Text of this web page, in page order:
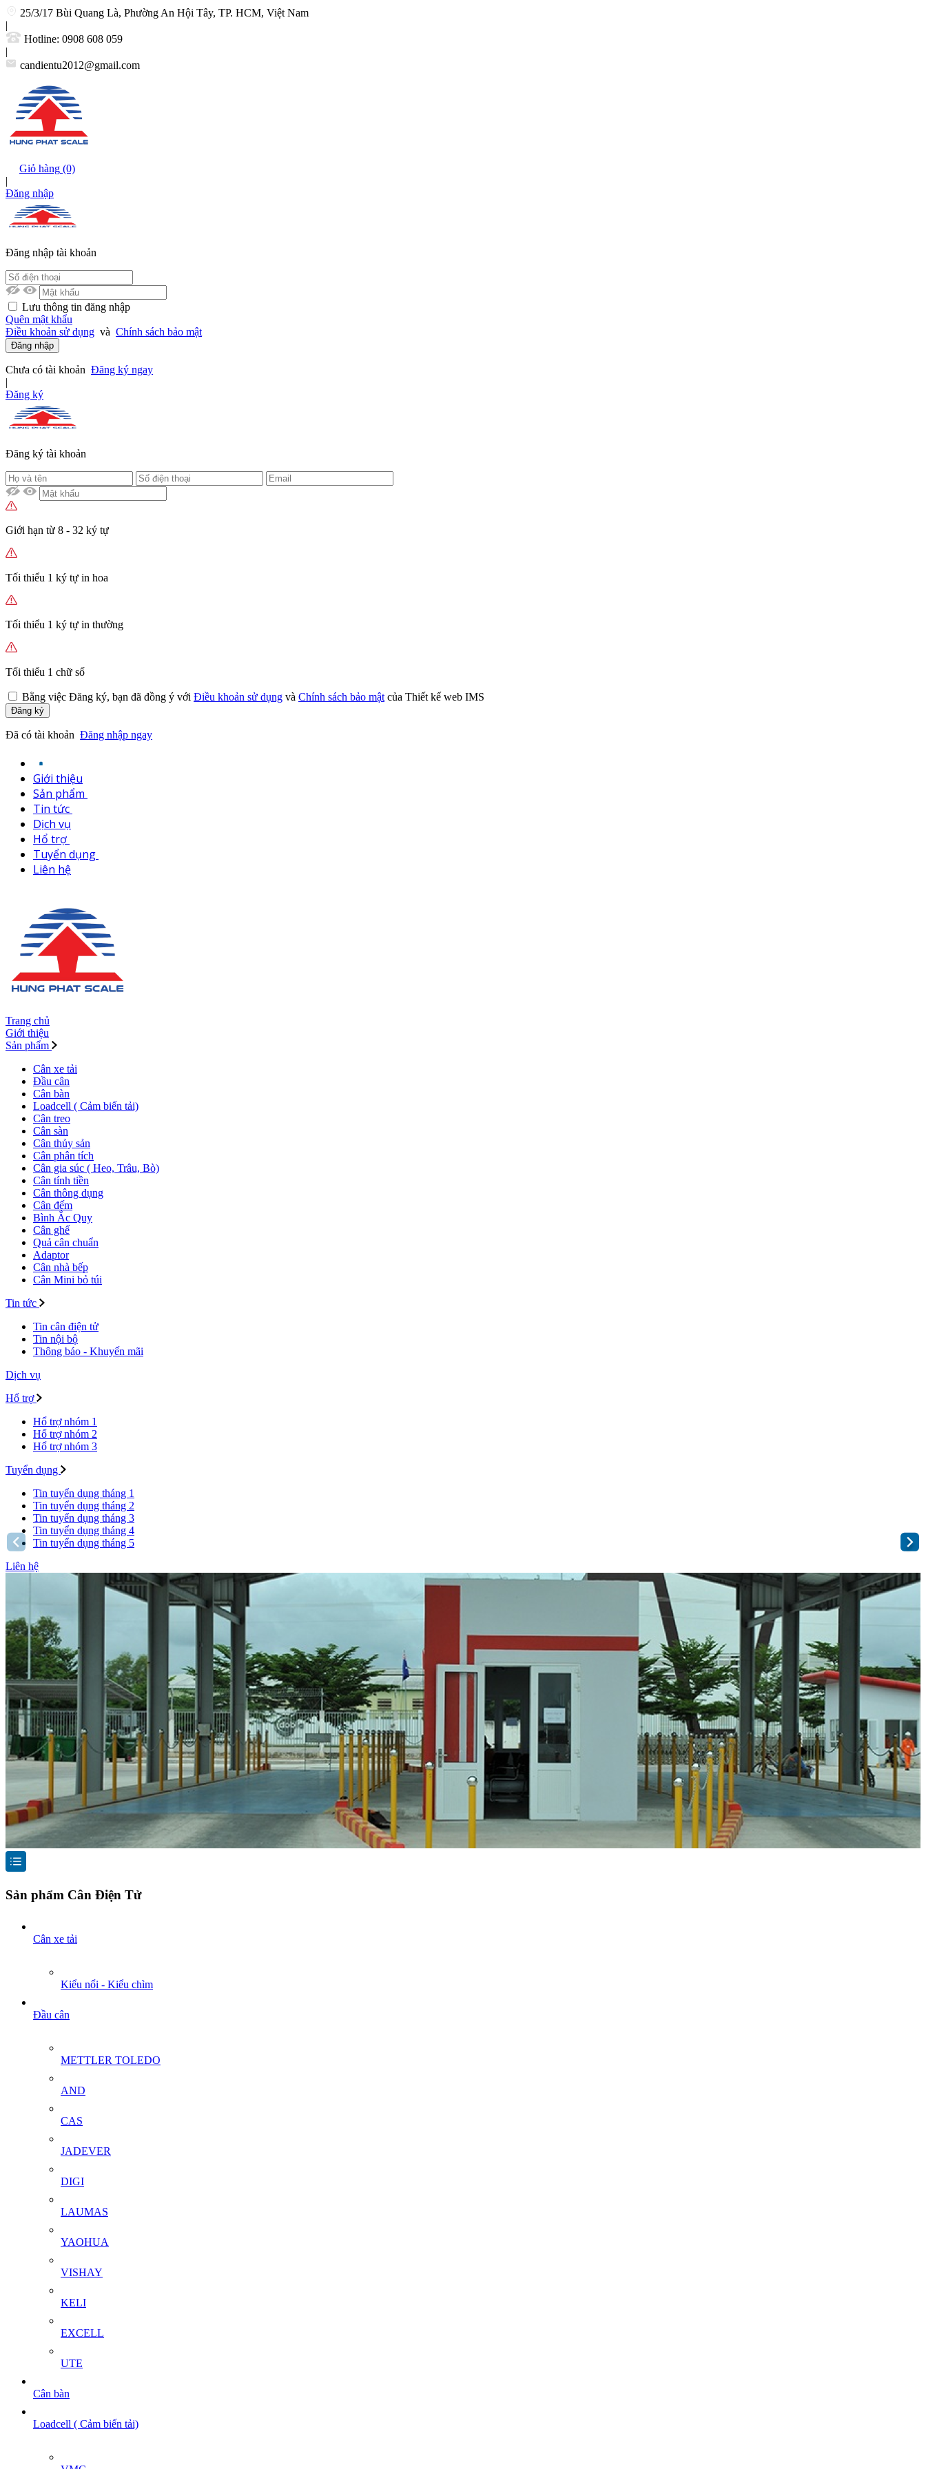
25/3/17 Bùi Quang Là, Phường An Hội Tây, TP. HCM, Việt Nam
|
Hotline: 0908 608 059
|
candientu2012@gmail.com
Giỏ hàng (0)
|
Đăng nhập
Đăng nhập tài khoản
Lưu thông tin đăng nhập
Quên mật khẩu
Điều khoản sử dụng và Chính sách bảo mật
Đăng nhập
Chưa có tài khoản Đăng ký ngay
|
Đăng ký
Đăng ký tài khoản
Giới hạn từ 8 - 32 ký tự
Tối thiểu 1 ký tự in hoa
Tối thiểu 1 ký tự in thường
Tối thiểu 1 chữ số
Bằng việc Đăng ký, bạn đã đồng ý với Điều khoản sử dụng và Chính sách bảo mật của Thiết kế web IMS
Đăng ký
Đã có tài khoản Đăng nhập ngay
Giới thiệu
Sản phẩm
Tin tức
Dịch vụ
Hổ trợ
Tuyển dụng
Liên hệ
Trang chủ
Giới thiệu
Sản phẩm
Cân xe tải
Đầu cân
Cân bàn
Loadcell ( Cảm biến tải)
Cân treo
Cân sàn
Cân thủy sản
Cân phân tích
Cân gia súc ( Heo, Trâu, Bò)
Cân tính tiền
Cân thông dụng
Cân đếm
Bình Ắc Quy
Cân ghế
Quả cân chuẩn
Adaptor
Cân nhà bếp
Cân Mini bỏ túi
Tin tức
Tin cân điện tử
Tin nội bộ
Thông báo - Khuyến mãi
Dịch vụ
Hổ trợ
Hổ trợ nhóm 1
Hổ trợ nhóm 2
Hổ trợ nhóm 3
Tuyển dụng
Tin tuyển dụng tháng 1
Tin tuyển dụng tháng 2
Tin tuyển dụng tháng 3
Tin tuyển dụng tháng 4
Tin tuyển dụng tháng 5
Liên hệ
Sản phẩm Cân Điện Tử
Cân xe tải
Kiểu nổi - Kiểu chìm
Đầu cân
METTLER TOLEDO
AND
CAS
JADEVER
DIGI
LAUMAS
YAOHUA
VISHAY
KELI
EXCELL
UTE
Cân bàn
Loadcell ( Cảm biến tải)